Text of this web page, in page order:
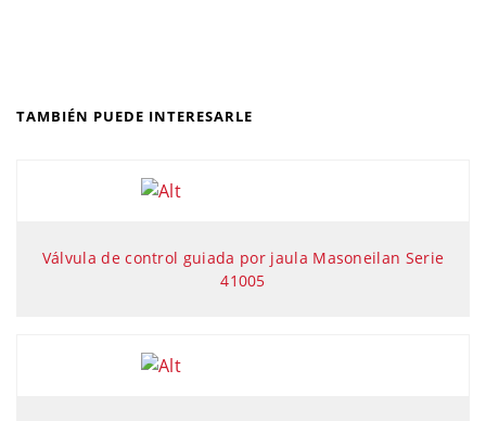
TAMBIÉN PUEDE INTERESARLE
Válvula de control guiada por jaula Masoneilan Serie
41005